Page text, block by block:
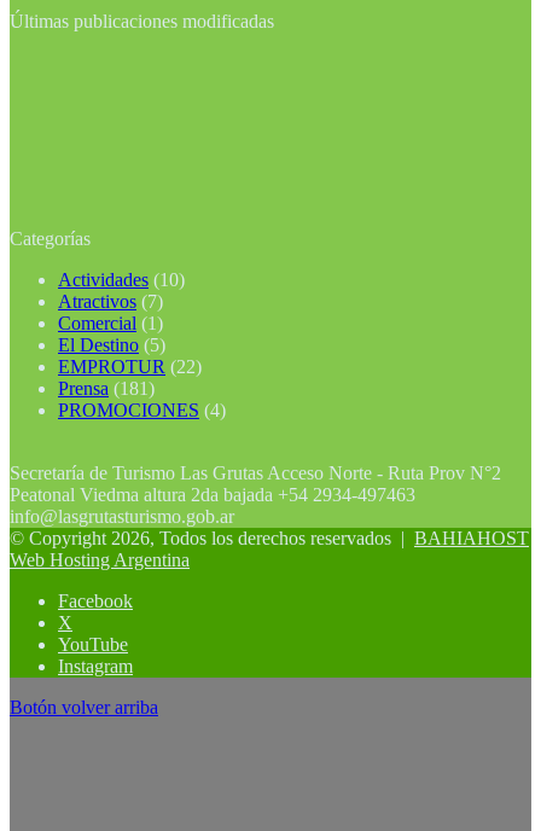
Últimas publicaciones modificadas
Categorías
Actividades (10)
Atractivos (7)
Comercial (1)
El Destino (5)
EMPROTUR (22)
Prensa (181)
PROMOCIONES (4)
Secretaría de Turismo Las Grutas Acceso Norte - Ruta Prov N°2
Peatonal Viedma altura 2da bajada +54 2934-497463
info@lasgrutasturismo.gob.ar
© Copyright 2026, Todos los derechos reservados | BAHIAHOST
Web Hosting Argentina
Facebook
X
YouTube
Instagram
Botón volver arriba